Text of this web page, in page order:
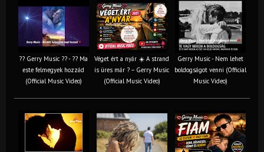
?? Gerry Music ?? - ?? Ma
este felmegyek hozzád
(Official Music Video)
Véget ért a nyár ☀️ A strand
is üres már ? – Gerry Music
(Official Music Video)
Gerry Music - Nem lehet
boldogságot venni (Official
Music Video)